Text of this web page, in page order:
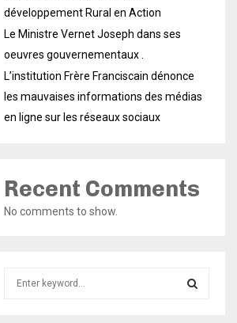
développement Rural en Action
Le Ministre Vernet Joseph dans ses
oeuvres gouvernementaux .
L’institution Frère Franciscain dénonce
les mauvaises informations des médias
en ligne sur les réseaux sociaux
Recent Comments
No comments to show.